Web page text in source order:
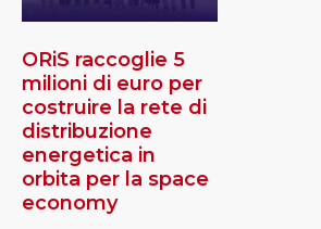
ORiS raccoglie 5
milioni di euro per
costruire la rete di
distribuzione
energetica in
orbita per la space
economy